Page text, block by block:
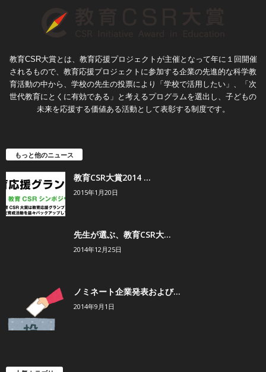
教育CSR大賞とは、教育応援プロジェクトが主催となって年に１回開催
されるもので、教育応援プロジェクトに参加する企業の先進的な科学教
育活動の中から、学校の先生の投票により「学校で活用したい」、「次
世代教育にとくに有効である」と考えるプログラムを選出し、子どもの
未来を応援する価値ある活動として表彰する制度です。
もっと他のニュース
教育CSR大賞2014 ...
2015年1月20日
先生が選ぶ、教育CSR大...
2014年12月25日
ノミネート企業発表および...
2014年9月1日